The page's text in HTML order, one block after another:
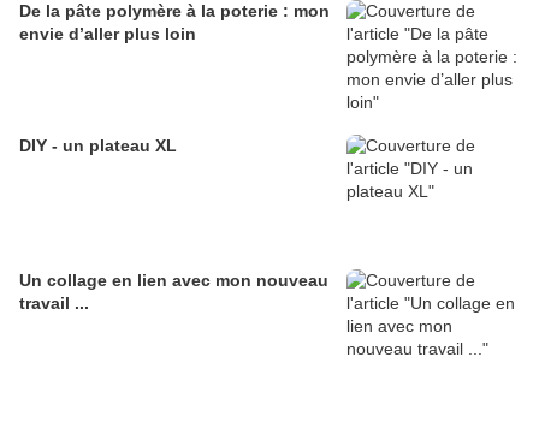
De la pâte polymère à la poterie : mon
envie d’aller plus loin
DIY - un plateau XL
Un collage en lien avec mon nouveau
travail ...